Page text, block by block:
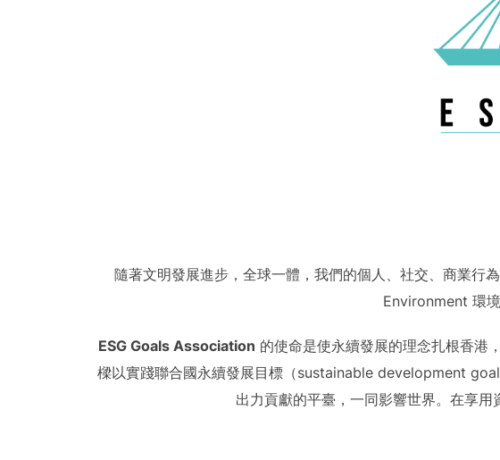
隨著文明發展進步，全球一體，我們的個人、社交、商業行
Environment 環
ESG Goals Association 的使命是使永續發展的理念扎根香港
樑以實踐聯合國永續發展目標（sustainable development
出力貢獻的平臺，一同影響世界。在享用